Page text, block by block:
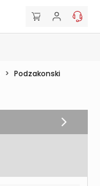
> Podzakonski